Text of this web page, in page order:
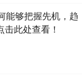
能够把握先机，趋
此处查看！